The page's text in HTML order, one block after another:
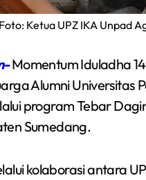
Foto: Ketua UPZ IKA Unpad
Momentum Iduladha
Alumni Universitas
program Tebar
Sumedang.
kolaborasi antara
Warga
Night
2026